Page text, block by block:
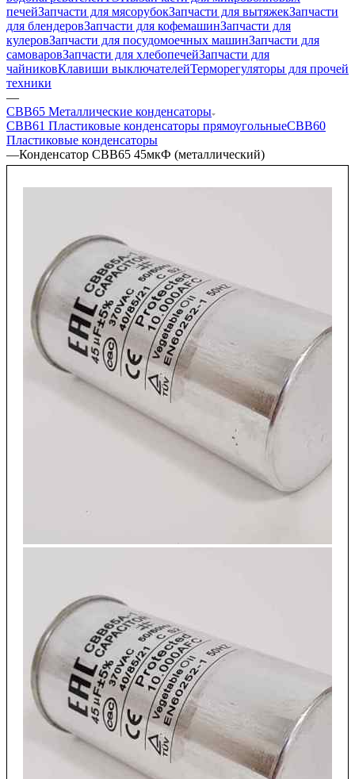
печейЗапчасти для мясорубокЗапчасти для вытяжекЗапчасти
для блендеровЗапчасти для кофемашинЗапчасти для
кулеровЗапчасти для посудомоечных машинЗапчасти для
самоваровЗапчасти для хлебопечейЗапчасти для
чайниковКлавиши выключателейТерморегуляторы для прочей
техники
—
CBB65 Металлические конденсаторы
CBB61 Пластиковые конденсаторы прямоугольныеCBB60
Пластиковые конденсаторы
—Конденсатор CBB65 45мкФ (металлический)